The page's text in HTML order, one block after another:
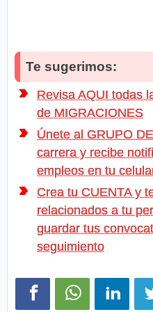
Te sugerimos:
Revisa AQUI todas
de MIGRACIONES
Únete al GRUPO
carrera y recibe
empleos en tu
Crea tu CUENTA y
relacionados a tu
guardar tus
seguimiento